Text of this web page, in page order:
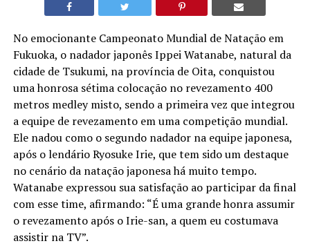
No emocionante Campeonato Mundial de Natação em
Fukuoka, o nadador japonês Ippei Watanabe, natural da
cidade de Tsukumi, na província de Oita, conquistou
uma honrosa sétima colocação no revezamento 400
metros medley misto, sendo a primeira vez que integrou
a equipe de revezamento em uma competição mundial.
Ele nadou como o segundo nadador na equipe japonesa,
após o lendário Ryosuke Irie, que tem sido um destaque
no cenário da natação japonesa há muito tempo.
Watanabe expressou sua satisfação ao participar da final
com esse time, afirmando: “É uma grande honra assumir
o revezamento após o Irie-san, a quem eu costumava
assistir na TV”.